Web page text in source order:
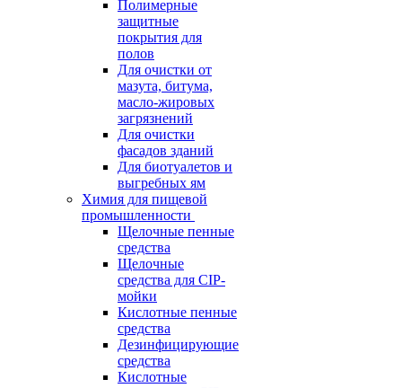
Полимерные
защитные
покрытия для
полов
Для очистки от
мазута, битума,
масло-жировых
загрязнений
Для очистки
фасадов зданий
Для биотуалетов и
выгребных ям
Химия для пищевой
промышленности
Щелочные пенные
средства
Щелочные
средства для CIP-
мойки
Кислотные пенные
средства
Дезинфицирующие
средства
Кислотные